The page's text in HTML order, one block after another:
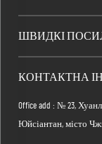
ШВИДКІ
КОНТАКТНА
Office add : № 23,
Юйсіантан, місто